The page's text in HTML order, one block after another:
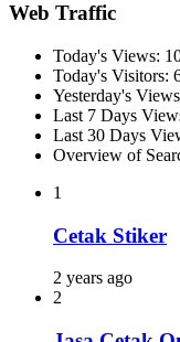
Web Traffic
Today's Views:
Today's Visitors:
Yesterday's
Last 7 Days
Last 30 Days
Overview of
1
Cetak Stiker
2 years ago
2